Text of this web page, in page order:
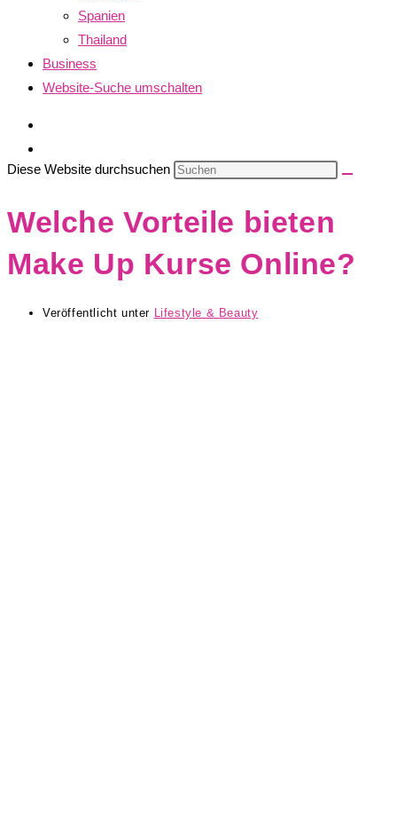
Spanien
Thailand
Business
Website-Suche umschalten
Diese Website durchsuchen
Welche Vorteile bieten
Make Up Kurse Online?
Veröffentlicht unter Lifestyle & Beauty